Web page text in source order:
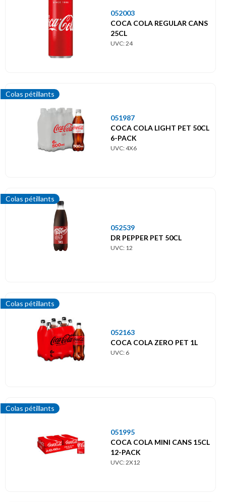
052003
COCA COLA REGULAR CANS
25CL
UVC: 24
Colas pétillants
051987
COCA COLA LIGHT PET 50CL
6-PACK
UVC: 4X6
Colas pétillants
052539
DR PEPPER PET 50CL
UVC: 12
Colas pétillants
052163
COCA COLA ZERO PET 1L
UVC: 6
Colas pétillants
051995
COCA COLA MINI CANS 15CL
12-PACK
UVC: 2X12